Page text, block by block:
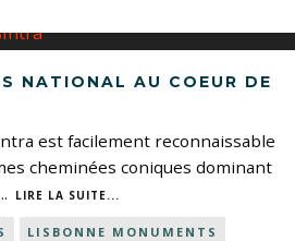
NATIONAL AU COEUR DE
est facilement reconnaissable
cheminées coniques dominant
LIRE LA SUITE...
LISBONNE MONUMENTS